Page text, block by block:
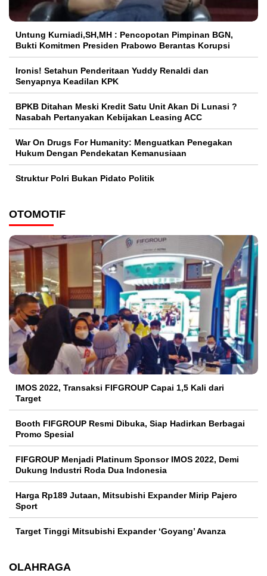
Untung Kurniadi,SH,MH : Pencopotan Pimpinan BGN,
Bukti Komitmen Presiden Prabowo Berantas Korupsi
Ironis! Setahun Penderitaan Yuddy Renaldi dan
Senyapnya Keadilan KPK
BPKB Ditahan Meski Kredit Satu Unit Akan Di Lunasi ?
Nasabah Pertanyakan Kebijakan Leasing ACC
War On Drugs For Humanity: Menguatkan Penegakan
Hukum Dengan Pendekatan Kemanusiaan
Struktur Polri Bukan Pidato Politik
OTOMOTIF
IMOS 2022, Transaksi FIFGROUP Capai 1,5 Kali dari
Target
Booth FIFGROUP Resmi Dibuka, Siap Hadirkan Berbagai
Promo Spesial
FIFGROUP Menjadi Platinum Sponsor IMOS 2022, Demi
Dukung Industri Roda Dua Indonesia
Harga Rp189 Jutaan, Mitsubishi Expander Mirip Pajero
Sport
Target Tinggi Mitsubishi Expander ‘Goyang’ Avanza
OLAHRAGA